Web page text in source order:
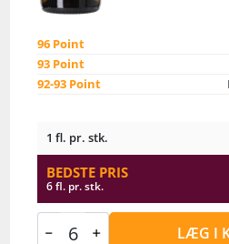
96 Point
93 Point
92-93 Point
1 fl. pr. stk.
BEDSTE PRIS
6 fl. pr. stk.
LÆG I